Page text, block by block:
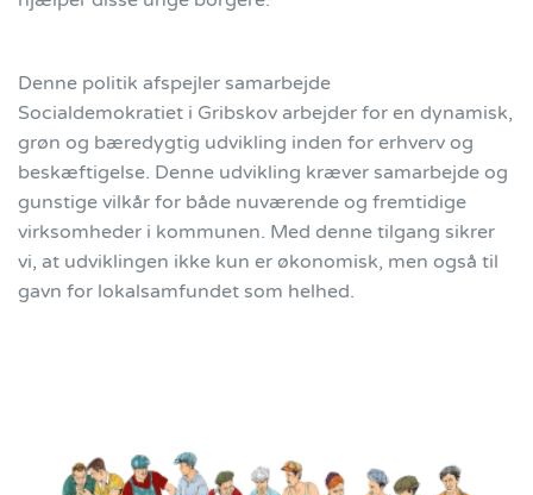
Denne politik afspejler samarbejde
Socialdemokratiet i Gribskov arbejder for en dynamisk,
grøn og bæredygtig udvikling inden for erhverv og
beskæftigelse. Denne udvikling kræver samarbejde og
gunstige vilkår for både nuværende og fremtidige
virksomheder i kommunen. Med denne tilgang sikrer
vi, at udviklingen ikke kun er økonomisk, men også til
gavn for lokalsamfundet som helhed.